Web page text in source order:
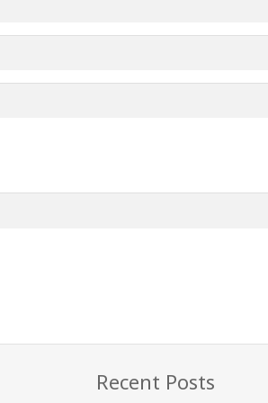
Recent Posts